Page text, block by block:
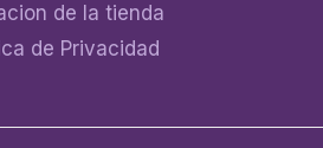
de la tienda
de Privacidad